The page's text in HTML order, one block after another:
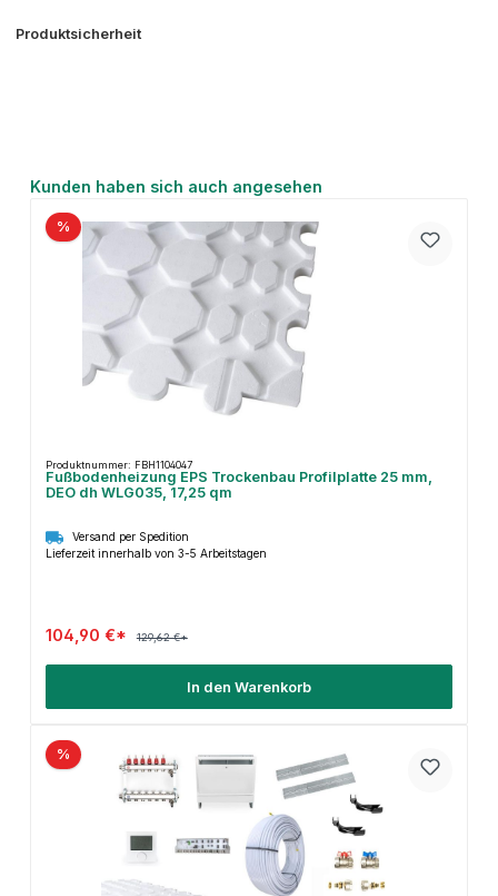
Produktsicherheit
Produktgalerie überspringen
Kunden haben sich auch angesehen
%
Produktnummer: FBH1104047
Fußbodenheizung EPS Trockenbau Profilplatte 25 mm,
DEO dh WLG035, 17,25 qm
Versand per Spedition
Lieferzeit innerhalb von 3-5 Arbeitstagen
104,90 €* 129,62 €*
In den Warenkorb
%